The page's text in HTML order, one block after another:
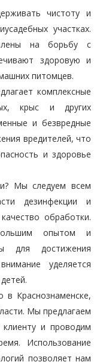
чистоту и
участках.
на борьбу с
здоровую и
питомцев.
комплексные
крыс и других
и безвредные
вредителей, что
и здоровье
Мы следуем всем
дезинфекции и
обработки.
опытом и
для достижения
уделяется
Краснознаменске,
Мы предлагаем
и проводим
Использование
позволяет нам